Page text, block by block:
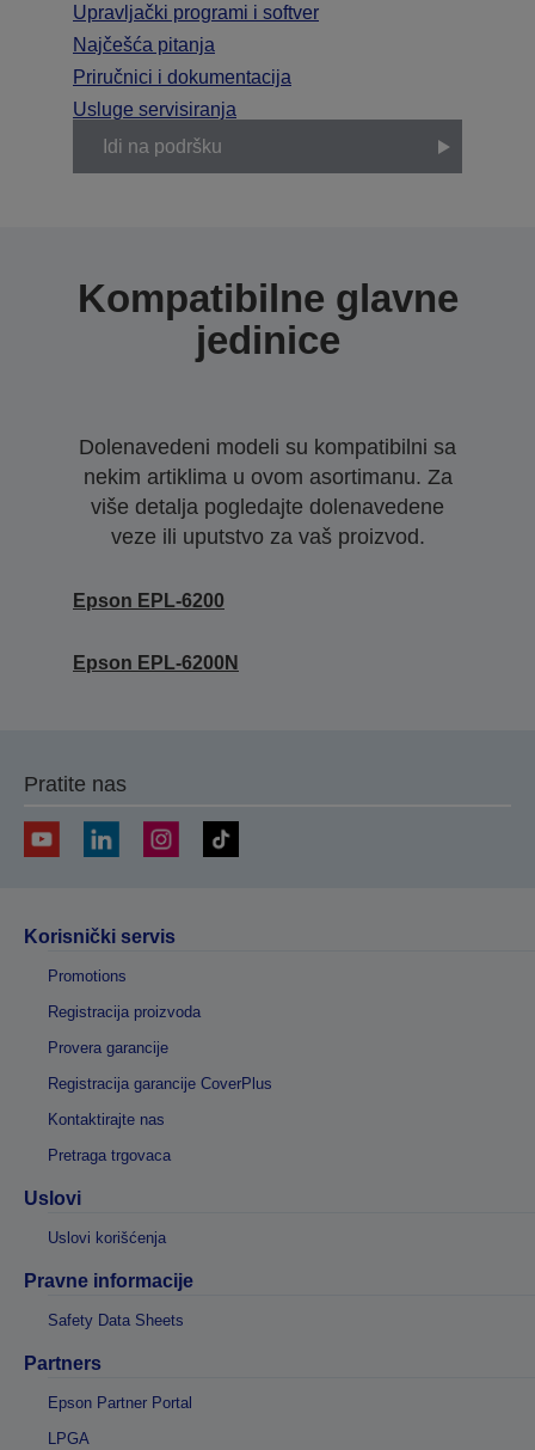
Upravljački programi i softver
Najčešća pitanja
Priručnici i dokumentacija
Usluge servisiranja
Idi na podršku
Kompatibilne glavne
jedinice
Dolenavedeni modeli su kompatibilni sa
nekim artiklima u ovom asortimanu. Za
više detalja pogledajte dolenavedene
veze ili uputstvo za vaš proizvod.
Epson EPL-6200
Epson EPL-6200N
Pratite nas
Korisnički servis
Promotions
Registracija proizvoda
Provera garancije
Registracija garancije CoverPlus
Kontaktirajte nas
Pretraga trgovaca
Uslovi
Uslovi korišćenja
Pravne informacije
Safety Data Sheets
Partners
Epson Partner Portal
LPGA